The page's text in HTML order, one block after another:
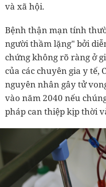
và xã hội.
Bệnh thận mạn tính
người thầm lặng" bởi
chứng không rõ ràng ở
của các chuyên gia y tế,
nguyên nhân gây tử
vào năm 2040 nếu
pháp can thiệp kịp thời